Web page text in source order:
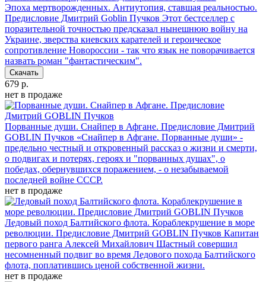
Эпоха мертворожденных. Антиутопия, ставшая реальностью.
Предисловие Дмитрий Goblin Пучков Этот бестселлер с
поразительной точностью предсказал нынешнюю войну на
Украине, зверства киевских карателей и героическое
сопротивление Новороссии - так что язык не поворачивается
назвать роман "фантастическим".
Скачать
679 р.
нет в продаже
Порванные души. Снайпер в Афгане. Предисловие Дмитрий
GOBLIN Пучков «Снайпер в Афгане. Порванные души» -
предельно честный и откровенный рассказ о жизни и смерти,
о подвигах и потерях, героях и "порванных душах", о
победах, обернувшихся поражением, - о незабываемой
последней войне СССР.
нет в продаже
Ледовый поход Балтийского флота. Кораблекрушение в море
революции. Предисловие Дмитрий GOBLIN Пучков Капитан
первого ранга Алексей Михайлович Щастный совершил
несомненный подвиг во время Ледового похода Балтийского
флота, поплатившись ценой собственной жизни.
нет в продаже